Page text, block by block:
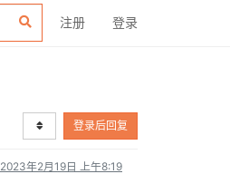
注册 登录
登录后回复
2023年2月19日 上午8:19